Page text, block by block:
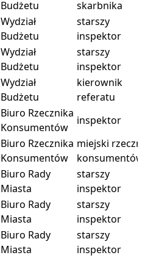
Budżetu
skarbnika
Wydział
Budżetu
starszy
inspektor
Wydział
Budżetu
starszy
inspektor
Wydział
Budżetu
kierownik
referatu
Biuro Rzecznika
Konsumentów
inspektor
Biuro Rzecznika
Konsumentów
miejski
konsumentów
Biuro Rady
Miasta
starszy
inspektor
Biuro Rady
Miasta
starszy
inspektor
Biuro Rady
Miasta
starszy
inspektor